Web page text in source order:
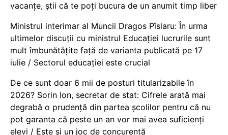
vacanţe, știi că te poți bucura de un anumit timp liber
Ministrul interimar al Muncii Dragos Pîslaru: În urma
ultimelor discuții cu ministrul Educației lucrurile sunt
mult îmbunătățite față de varianta publicată pe 17
iulie / Sectorul educației este crucial
De ce sunt doar 6 mii de posturi titularizabile în
2026? Sorin Ion, secretar de stat: Cifrele arată mai
degrabă o prudență din partea școlilor pentru că nu
pot garanta că peste un an vor mai avea suficienți
elevi / Este și un joc de concurență